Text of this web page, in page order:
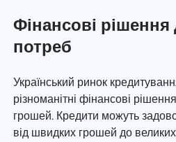
Фінансові рішення
потреб
Український ринок
різноманітні фінансові
грошей. Кредити можуть
від швидких грошей до